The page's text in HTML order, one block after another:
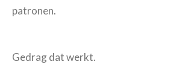
patronen.
Gedrag dat werkt.